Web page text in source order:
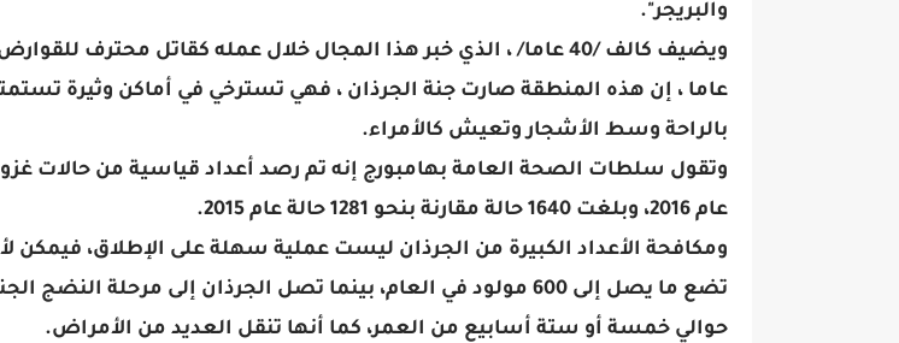
والبريجر".
عاما ، إن هذه المنطقة صارت جنة الجرذان ، فهي تسترخي في أماكن وثيرة
بالراحة وسط الأشجار وتعيش كالأمراء.
وتقول سلطات الصحة العامة بهامبورج إنه تم رصد أعداد قياسية من حالات غزو
عام 2016، وبلغت 1640 حالة مقارنة بنحو 1281 حالة عام 2015.
ومكافحة الأعداد الكبيرة من الجرذان ليست عملية سهلة على الإطلاق، فيمكن
تضع ما يصل إلى 600 مولود في العام، بينما تصل الجرذان إلى مرحلة النضج
حوالي خمسة أو ستة أسابيع من العمر، كما أنها تنقل العديد من الأمراض.